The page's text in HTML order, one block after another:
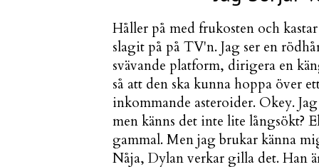
Håller på med frukosten och
slagit på på TV'n. Jag ser en
svävande platform, dirigera en
så att den ska kunna hoppa över
inkommande asteroider. Okey.
men känns det inte lite långsökt?
gammal. Men jag brukar känna
Nåja, Dylan verkar gilla det. Han